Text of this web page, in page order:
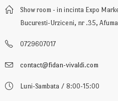
Show room - in incinta Expo
Bucuresti-Urziceni, nr .35,
0729607017
contact@fidan-vivaldi.com
Luni-Sambata / 8:00-15:00